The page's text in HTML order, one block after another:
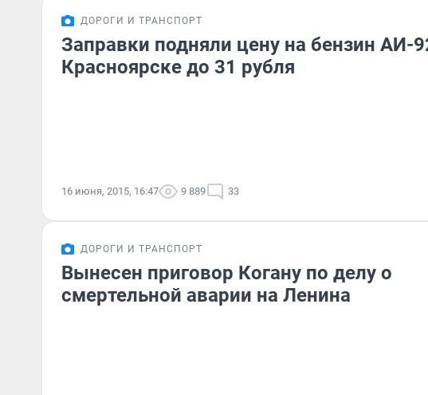
ДОРОГИ И ТРАНСПОРТ
Заправки подняли цену на бензин АИ-
Красноярске до 31 рубля
16 июня, 2015, 16:47 9 889 33
ДОРОГИ И ТРАНСПОРТ
Вынесен приговор Когану по делу о
смертельной аварии на Ленина